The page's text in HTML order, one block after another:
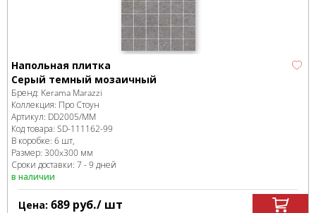
Напольная плитка
Серый темный мозаичный
Бренд: Kerama Marazzi
Коллекция: Про Стоун
Артикул: DD2005/MM
Код товара: SD-111162-99
В коробке: 6 шт,
Размер: 300x300 мм
Сроки доставки: 7 - 9 дней
в наличии
Цена: 689 руб./ шт